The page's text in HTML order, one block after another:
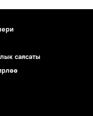
саясаты